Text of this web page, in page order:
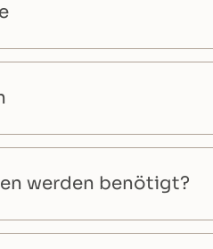
werden benötigt?